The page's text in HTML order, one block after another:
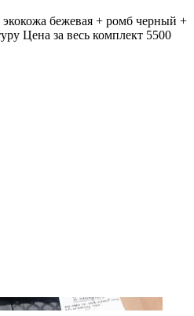
бежевая + ромб черный +
Цена за весь комплект 5500